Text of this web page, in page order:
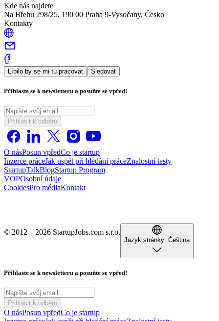
Kde nás najdete
Na Břehu 298/25, 190 00 Praha 9-Vysočany, Česko
Kontakty
Líbilo by se mi tu pracovat Sledovat
Přihlaste se k newsletteru a posuňte se vpřed!
Přihlásit k odběru
O násPosun vpředCo je startup
Inzerce práceJak uspět při hledání práceZnalostní testy
StartupTalkBlogStartup Program
VOPOsobní údaje
CookiesPro médiaKontakt
© 2012 – 2026 StartupJobs.com s.r.o.
Jazyk stránky: Čeština
Přihlaste se k newsletteru a posuňte se vpřed!
Přihlásit k odběru
O násPosun vpředCo je startup